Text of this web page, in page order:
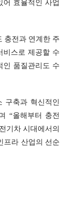
어 효율적인 사업
충전과 연계한 주
비스로 제공할 수
인 품질관리도 수
구축과 혁신적인
“올해부터 충전
기차 시대에서의
프라 산업의 선순